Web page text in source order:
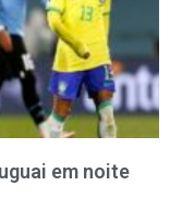
em noite